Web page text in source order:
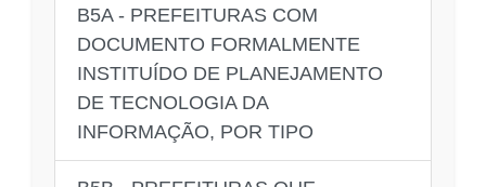
B5A - PREFEITURAS COM
DOCUMENTO FORMALMENTE
INSTITUÍDO DE PLANEJAMENTO
DE TECNOLOGIA DA
INFORMAÇÃO, POR TIPO